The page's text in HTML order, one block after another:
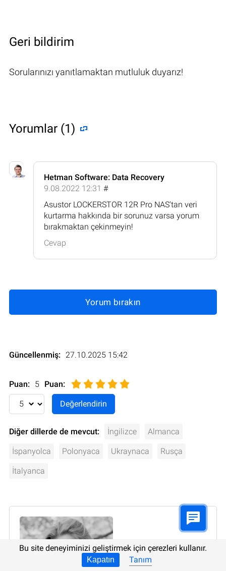
Geri bildirim
Sorularınızı yanıtlamaktan mutluluk duyarız!
Yorumlar (1)
Hetman Software: Data Recovery
9.08.2022 12:31 #
Asustor LOCKERSTOR 12R Pro NAS'tan veri
kurtarma hakkında bir sorunuz varsa yorum
bırakmaktan çekinmeyin!
Cevap
Yorum bırakın
Güncellenmiş: 27.10.2025 15:42
Puan: 5 Puan:
Diğer dillerde de mevcut: İngilizce Almanca
İspanyolca Polonyaca Ukraynaca Rusça
İtalyanca
Bu site deneyiminizi geliştirmek için çerezleri kullanır.
Kapatın Tanım